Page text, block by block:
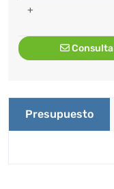
+
Consulta
Presupuesto